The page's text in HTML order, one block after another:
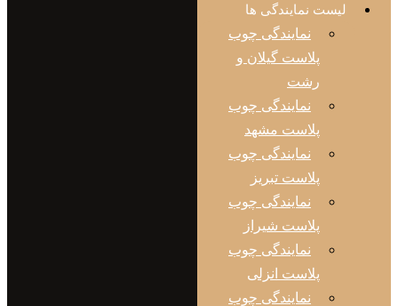
نمایندگی ها
نمایندگی چوب
پلاست گیلان و
نمایندگی چوب
پلاست مشهد
نمایندگی چوب
پلاست تبریز
نمایندگی چوب
پلاست شیراز
نمایندگی چوب
پلاست انزلی
نمایندگی چوب